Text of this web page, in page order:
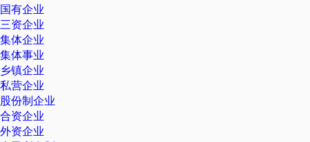
国有企业
三资企业
集体企业
集体事业
乡镇企业
私营企业
股份制企业
合资企业
外资企业